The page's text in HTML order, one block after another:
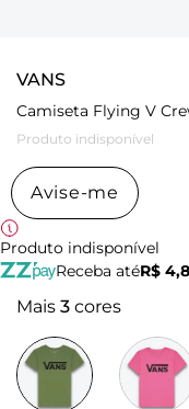
VANS
Camiseta Flying V
Produto indisponível
Avise-me
Produto indisponível
Receba atéR$
Mais 3 cores